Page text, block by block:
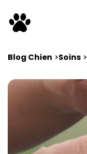
Blog Chien Soins